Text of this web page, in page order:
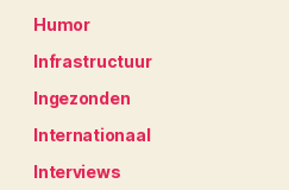
Humor
Infrastructuur
Ingezonden
Internationaal
Interviews